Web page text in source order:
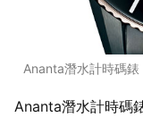
Ananta潛水計時碼錶
Ananta潛水計時碼